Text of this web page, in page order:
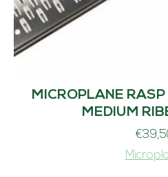
MICROPLANE
MEDIUM
€